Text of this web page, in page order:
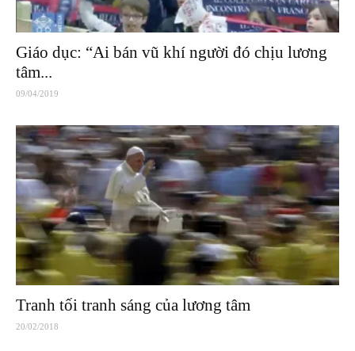
Giáo dục: “Ai bán vũ khí người đó chịu lương
tâm...
09/04/2019
Tranh tối tranh sáng của lương tâm
20/02/2018